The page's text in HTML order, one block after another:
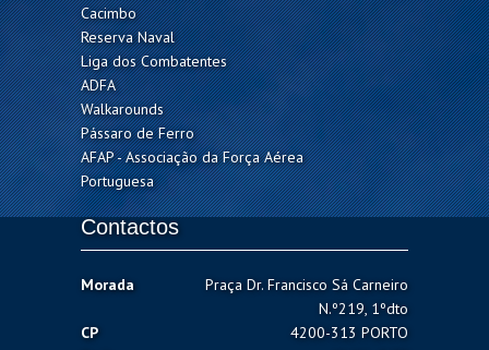
Cacimbo
Reserva Naval
Liga dos Combatentes
ADFA
Walkarounds
Pássaro de Ferro
AFAP - Associação da Força Aérea
Portuguesa
Contactos
Morada
Praça Dr. Francisco Sá Carneiro
N.º219, 1ºdto
CP
4200-313 PORTO